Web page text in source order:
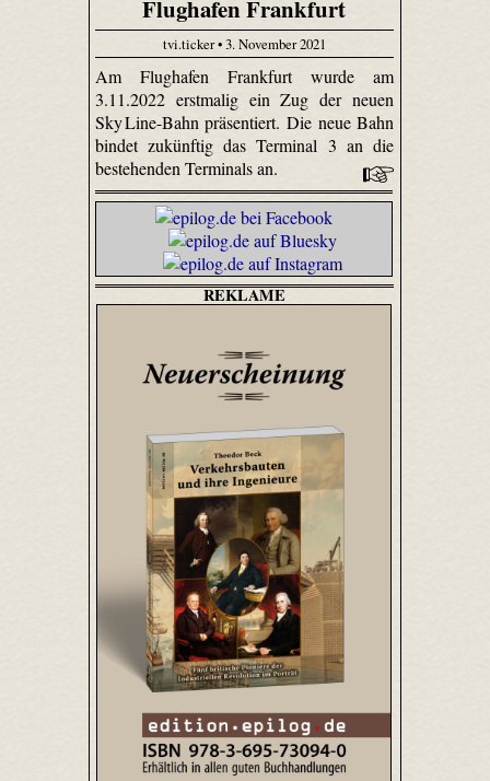
Flughafen Frankfurt
tvi.ticker • 3. November 2021
Am Flughafen Frankfurt wurde am
3.11.2022 erstmalig ein Zug der neuen
Sky Line-Bahn präsentiert. Die neue Bahn
bindet zukünftig das Terminal 3 an die
bestehenden Terminals an.
REKLAME